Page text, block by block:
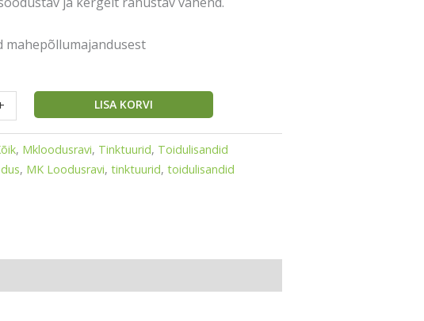
LISA KORVI
, Mkloodusravi, Tinktuurid, Toidulisandid
, MK Loodusravi,tinktuurid,toidulisandid